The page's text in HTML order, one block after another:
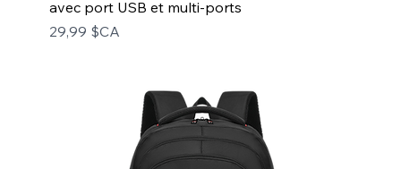
avec port USB et multi-ports
Prix
29,99 $CA